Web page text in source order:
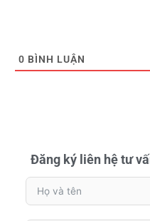
0 BÌNH LUẬN
Đăng ký liên hệ tư